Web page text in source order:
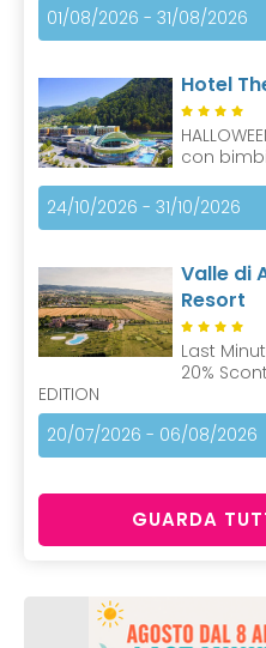
01/08/2026 - 31/08/2026
Hotel
con bimbi
24/10/2026 - 31/10/2026
Valle di
Resort
Last
20%
EDITION
20/07/2026 - 06/08/2026
GUARDA